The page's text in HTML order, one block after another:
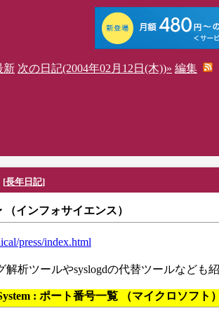
新 次の日記(2004年02月12日(木))» 編集
[長年日記]
インフォサイエンス）
press/index.html
解析ツールやsyslogdの代替ツールなども
: ポート番号一覧 （マイクロソフト）